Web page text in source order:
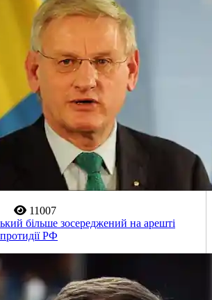
11007
більше зосереджений на арешті
РФ